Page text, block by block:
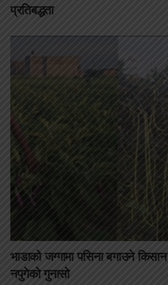
प्रतिबद्धता
भाडाको जग्गामा पसिना बगाउने
नपुगेको गुनासो